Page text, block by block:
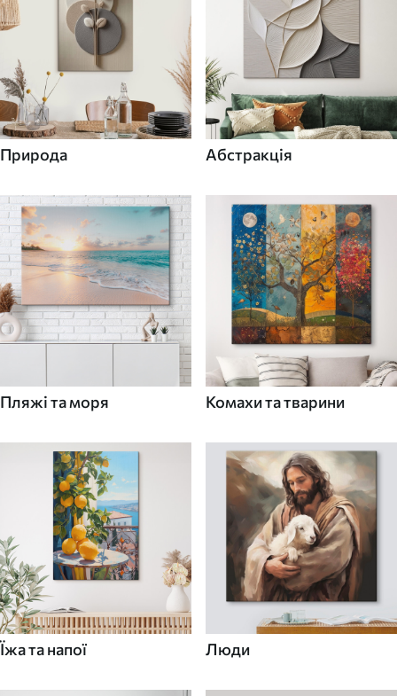
Природа Абстракція
Пляжі та моря Комахи та тварини
Їжа та напої Люди